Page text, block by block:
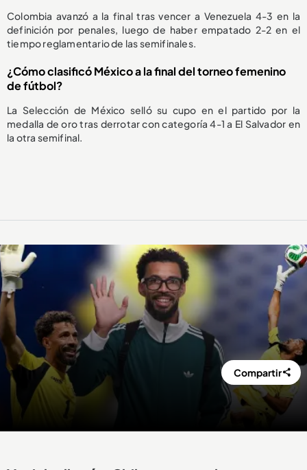
Colombia avanzó a la final tras vencer a Venezuela 4-3 en la
definición por penales, luego de haber empatado 2-2 en el
tiempo reglamentario de las semifinales.
¿Cómo clasificó México a la final del torneo femenino
de fútbol?
La Selección de México selló su cupo en el partido por la
medalla de oro tras derrotar con categoría 4-1 a El Salvador en
la otra semifinal.
Compartir